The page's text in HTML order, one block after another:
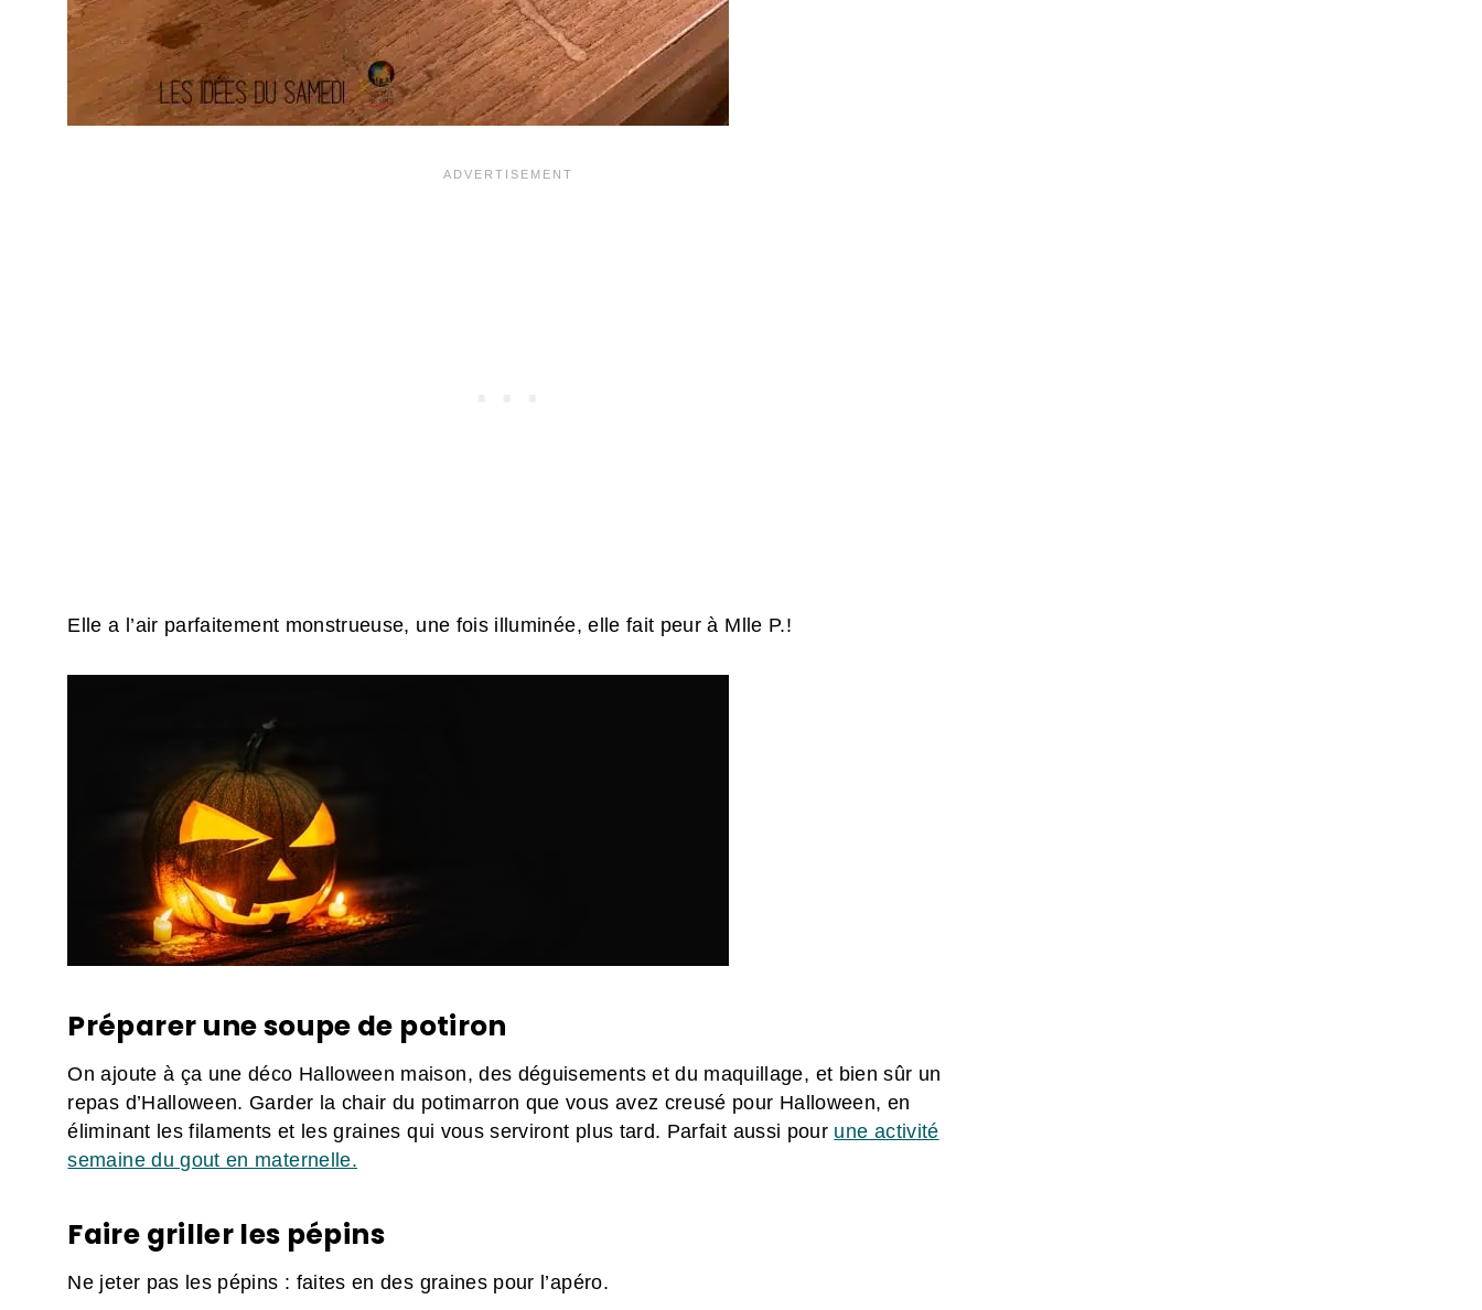
Elle a l’air parfaitement monstrueuse, une fois illuminée, elle fait peur à Mlle P.!
Préparer une soupe de potiron
On ajoute à ça une déco Halloween maison, des déguisements et du maquillage, et bien sûr un
repas d’Halloween. Garder la chair du potimarron que vous avez creusé pour Halloween, en
éliminant les filaments et les graines qui vous serviront plus tard. Parfait aussi pour une activité
semaine du gout en maternelle.
Faire griller les pépins
Ne jeter pas les pépins : faites en des graines pour l’apéro.